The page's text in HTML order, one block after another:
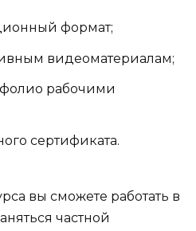
формат;
видеоматериалам;
рабочими
сертификата.
вы сможете работать в
частной